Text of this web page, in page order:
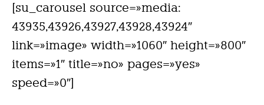
[su_carousel source=»media:
43935,43926,43927,43928,43924″
link=»image» width=»1060″ height=»800″
items=»1″ title=»no» pages=»yes»
speed=»0″]